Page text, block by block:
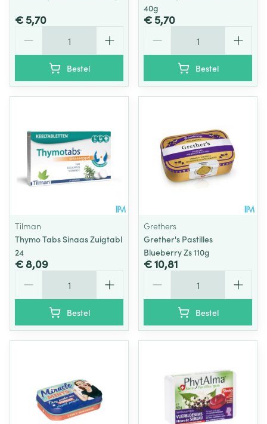
€ 5,70
Bestel
40g
€ 5,70
Bestel
Tilman
Thymo Tabs Sinaas Zuigtabl
24
€ 8,09
Bestel
Grethers
Grether's Pastilles
Blueberry Zs 110g
€ 10,81
Bestel